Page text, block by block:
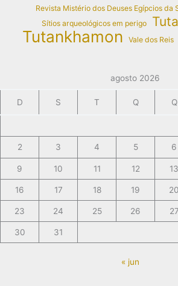
Revista Mistério dos Deuses Egípcios da
Sítios arqueológicos em perigo
Tutankhamon Vale dos Reis
agosto 2026
D S T Q Q
2 3 4 5 6
9 10 11 12 13
16 17 18 19 20
23 24 25 26 27
30 31
« jun